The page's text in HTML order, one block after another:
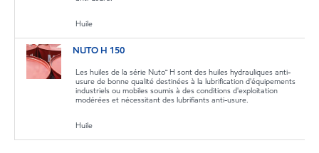
Huile
NUTO H 150
Les huiles de la série Nuto™ H sont des huiles hydrauliques anti-
usure de bonne qualité destinées à la lubrification d'équipements
industriels ou mobiles soumis à des conditions d'exploitation
modérées et nécessitant des lubrifiants anti-usure.
Huile